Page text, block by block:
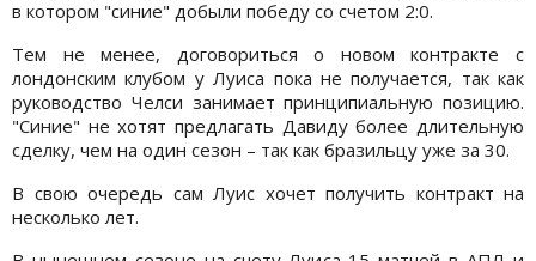
в котором "синие" добыли победу со счетом 2:0.
Тем не менее, договориться о новом контракте с
лондонским клубом у Луиса пока не получается, так как
руководство Челси занимает принципиальную позицию.
"Синие" не хотят предлагать Давиду более длительную
сделку, чем на один сезон – так как бразильцу уже за 30.
В свою очередь сам Луис хочет получить контракт на
несколько лет.